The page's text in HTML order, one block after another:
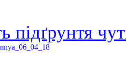
підґрунтя